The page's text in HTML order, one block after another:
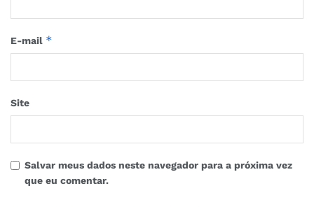
E-mail *
Site
Salvar meus dados neste navegador para a próxima vez
que eu comentar.